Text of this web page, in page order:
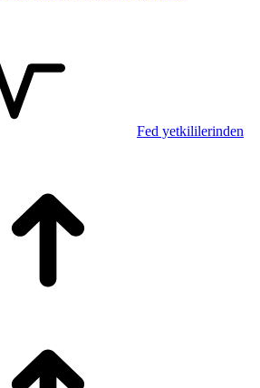
Fed yetkililerinden